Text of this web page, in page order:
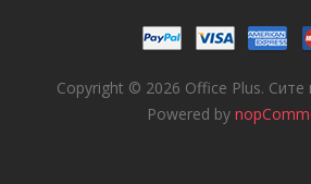
Copyright © 2026 Office Plus. Сите
Powered by